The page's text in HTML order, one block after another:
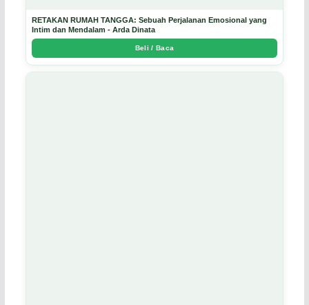
RETAKAN RUMAH TANGGA: Sebuah Perjalanan Emosional yang
Intim dan Mendalam - Arda Dinata
Beli / Baca